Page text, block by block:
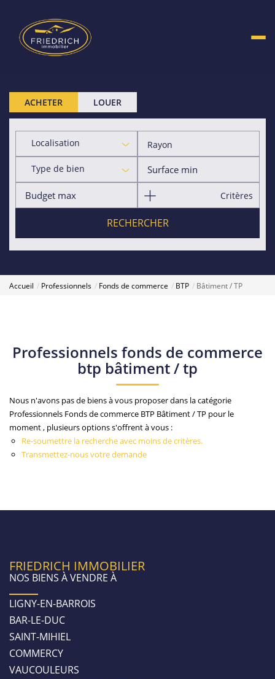
ACHETER LOUER
Localisation Rayon
Type de bien
Critères
RECHERCHER
Accueil Professionnels Fonds de commerce BTP Bâtiment / TP
Professionnels fonds de commerce
btp bâtiment / tp
Nous n'avons pas de biens à vous proposer dans la catégorie
Professionnels Fonds de commerce BTP Bâtiment / TP pour le
moment , plusieurs options s'offrent à vous :
Re-soumettre la recherche avec moins de critères.
Transmettez-nous votre demande
FRIEDRICH IMMOBILIER
NOS BIENS À VENDRE À
LIGNY-EN-BARROIS
BAR-LE-DUC
SAINT-MIHIEL
COMMERCY
VAUCOULEURS